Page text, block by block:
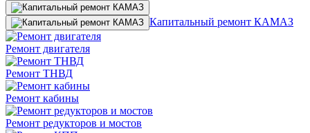
Капитальный ремонт КАМАЗ
Ремонт двигателя
Ремонт ТНВД
Ремонт кабины
Ремонт редукторов и мостов